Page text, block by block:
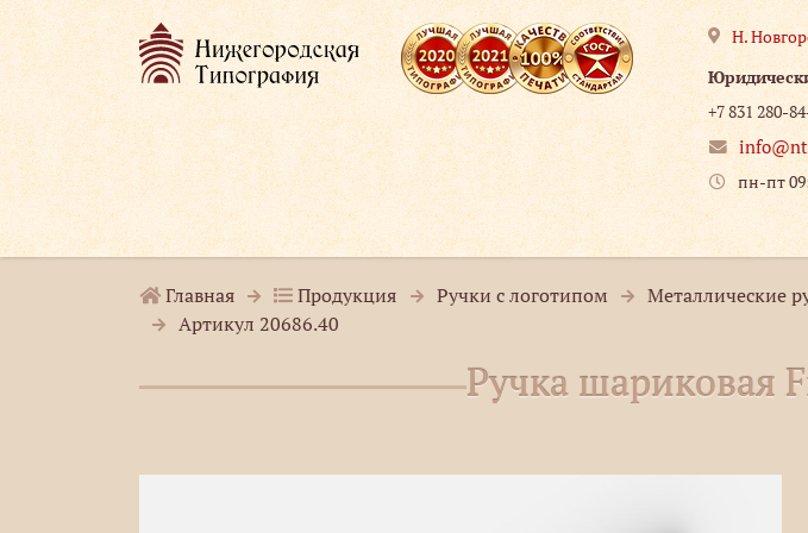
Н.
+7 831 280-
пн-пт
Главная Продукция Ручки с логотипом Металлические
Артикул 20686.40
Ручка шариковая